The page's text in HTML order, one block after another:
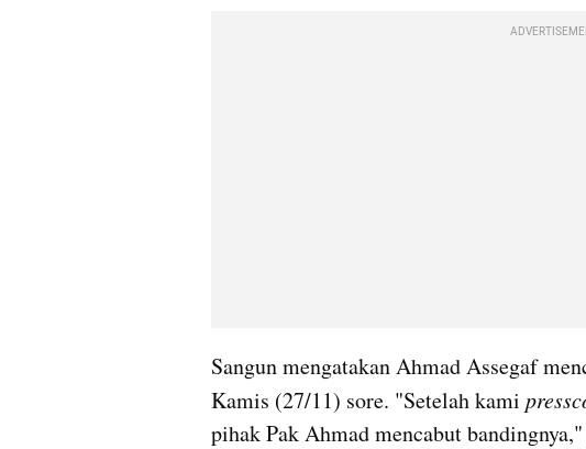
Sangun mengatakan Ahmad Assegaf
Kamis (27/11) sore. "Setelah kami
pihak Pak Ahmad mencabut